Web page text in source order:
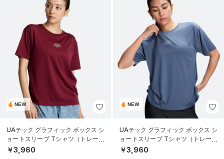
NEW
UAテック グラフィック ボックス シ
ョートスリーブ Tシャツ（トレーニ
ング/WOMEN）
￥3,960
NEW
UAテック グラフィック ボックス シ
ョートスリーブ Tシャツ（トレーニ
ング/WOMEN）
￥3,960